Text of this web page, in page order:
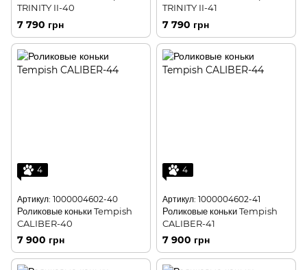
TRINITY II-40
7 790 грн
TRINITY II-41
7 790 грн
4
Артикул: 1000004602-40
Роликовые коньки Tempish
CALIBER-40
7 900 грн
4
Артикул: 1000004602-41
Роликовые коньки Tempish
CALIBER-41
7 900 грн